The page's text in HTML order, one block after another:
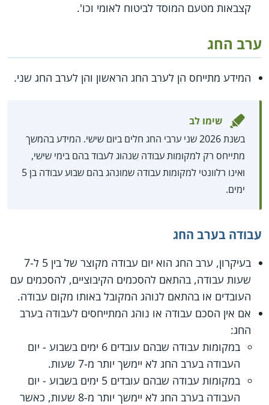
קצבאות מטעם המוסד לביטוח לאומי וכו'.
ערב החג
המידע מתייחס הן לערב החג הראשון והן לערב החג שני.
שימו לב
בשנת 2026 שני ערבי החג חלים ביום שישי. המידע בהמשך
מתייחס רק למקומות עבודה שנהוג לעבוד בהם בימי שישי,
ואינו רלוונטי למקומות עבודה שמונהג בהם שבוע עבודה בן 5
ימים.
עבודה בערב החג
בעיקרון, ערב החג הוא יום עבודה מקוצר של בין 5 ל-7
שעות עבודה, בהתאם להסכמים הקיבוציים, להסכמים עם
העובדים או בהתאם לנוהג המקובל באותו מקום עבודה.
אם אין הסכם עבודה או נוהג המתייחסים לעבודה בערב
החג:
במקומות עבודה שבהם עובדים 6 ימים בשבוע - יום
העבודה בערב החג לא יימשך יותר מ-7 שעות.
במקומות עבודה שבהם עובדים 5 ימים בשבוע - יום
העבודה בערב החג לא יימשך יותר מ-8 שעות, כאשר